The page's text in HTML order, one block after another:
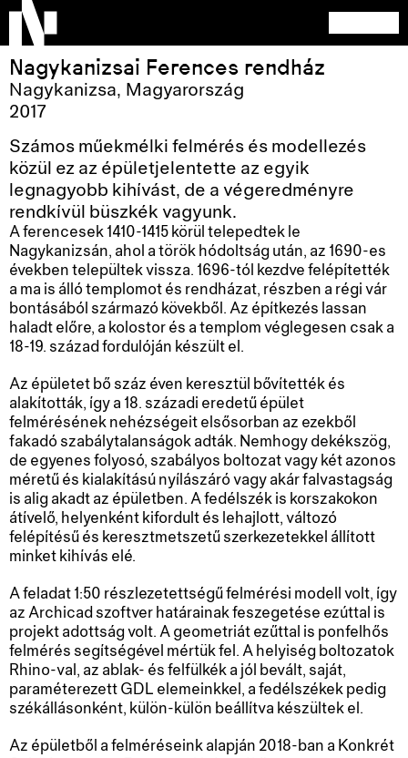
Nagykanizsai Ferences rendház
Nagykanizsa, Magyarország
2017
Számos műekmélki felmérés és modellezés
közül ez az épületjelentette az egyik
legnagyobb kihívást, de a végeredményre
rendkívül büszkék vagyunk.
A ferencesek 1410-1415 körül telepedtek le
Nagykanizsán, ahol a török hódoltság után, az 1690-es
években települtek vissza. 1696-tól kezdve felépítették
a ma is álló templomot és rendházat, részben a régi vár
bontásából származó kövekből. Az építkezés lassan
haladt előre, a kolostor és a templom véglegesen csak a
18-19. század fordulóján készült el.
Az épületet bő száz éven keresztül bővítették és
alakították, így a 18. századi eredetű épület
felmérésének nehézségeit elsősorban az ezekből
fakadó szabálytalanságok adták. Nemhogy dekékszög,
de egyenes folyosó, szabályos boltozat vagy két azonos
méretű és kialakítású nyílászáró vagy akár falvastagság
is alig akadt az épületben. A fedélszék is korszakokon
átívelő, helyenként kifordult és lehajlott, változó
felépítésű és keresztmetszetű szerkezetekkel állított
minket kihívás elé.
A feladat 1:50 részlezetettségű felmérési modell volt, így
az Archicad szoftver határainak feszegetése ezúttal is
projekt adottság volt. A geometriát ezűttal is ponfelhős
felmérés segítségével mértük fel. A helyiség boltozatok
Rhino-val, az ablak- és felfülkék a jól bevált, saját,
paraméterezett GDL elemeinkkel, a fedélszékek pedig
székállásonként, külön-külön beállítva készültek el.
Az épületből a felméréseink alapján 2018-ban a Konkrét